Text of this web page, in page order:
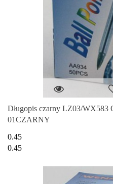
Długopis czarny LZ03/
01CZARNY
0.45
0.45